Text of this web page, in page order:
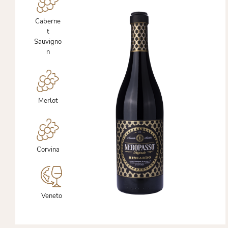
Caberne
t
Sauvigno
n
Merlot
Corvina
Veneto